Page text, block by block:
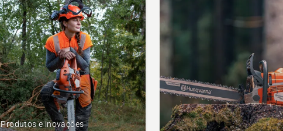
Produtos e inovações